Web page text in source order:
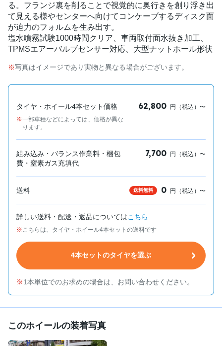
る。フランジ裏を削ることで視覚的に奥行きを創り浮き出
て見える様やセンターへ向けてコンケーブするディスク面
が迫力のフォルムを生み出す。
塩水噴霧試験1000時間クリア、車両取付面水抜き加工、
TPMSエアーバルブセンサー対応、大型ナットホール形状
写真はイメージであり実物と異なる場合がございます。
タイヤ・ホイール4本セット価格
一部車種などによっては、価格が異な
ります。
62,800 円（税込）〜
組み込み・バランス作業料・梱包
費・窒素ガス充填代
7,700 円（税込）〜
送料 送料無料 0 円（税込）〜
詳しい送料・配送・返品についてはこちら
こちらは、タイヤ・ホイール4本セットの送料です
4本セットのタイヤを選ぶ
1本単位でのお求めの場合は、お問い合わせください。
このホイールの装着写真